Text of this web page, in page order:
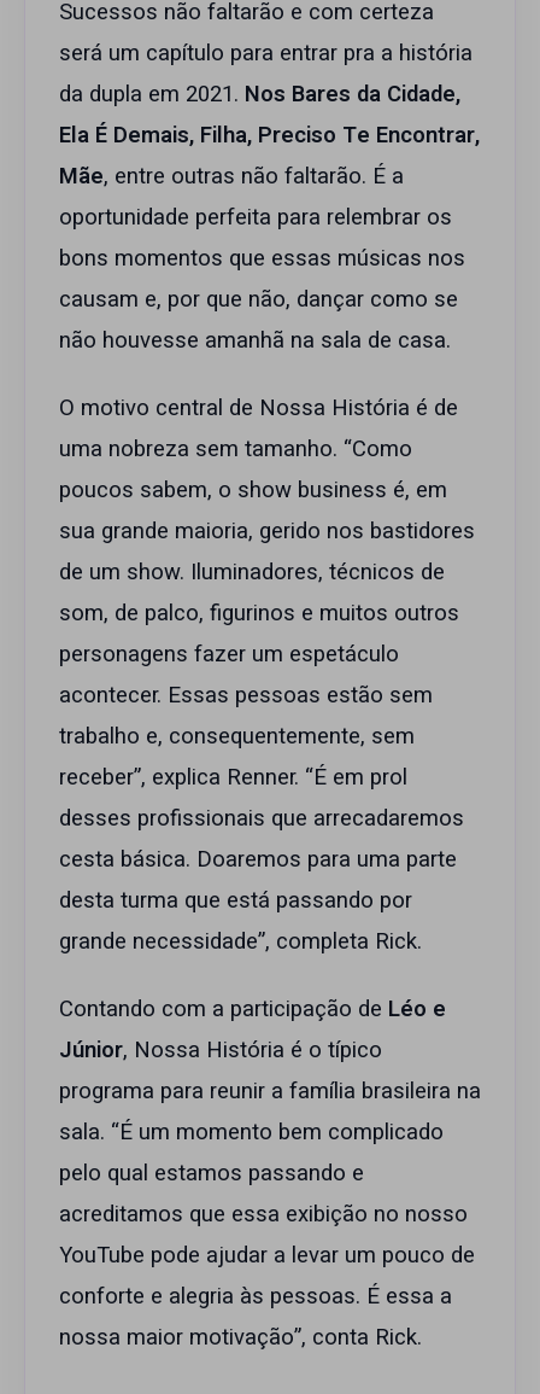
Sucessos não faltarão e com certeza
será um capítulo para entrar pra a história
da dupla em 2021. Nos Bares da Cidade,
Ela É Demais, Filha, Preciso Te Encontrar,
Mãe, entre outras não faltarão. É a
oportunidade perfeita para relembrar os
bons momentos que essas músicas nos
causam e, por que não, dançar como se
não houvesse amanhã na sala de casa.
O motivo central de Nossa História é de
uma nobreza sem tamanho. “Como
poucos sabem, o show business é, em
sua grande maioria, gerido nos bastidores
de um show. Iluminadores, técnicos de
som, de palco, figurinos e muitos outros
personagens fazer um espetáculo
acontecer. Essas pessoas estão sem
trabalho e, consequentemente, sem
receber”, explica Renner. “É em prol
desses profissionais que arrecadaremos
cesta básica. Doaremos para uma parte
desta turma que está passando por
grande necessidade”, completa Rick.
Contando com a participação de Léo e
Júnior, Nossa História é o típico
programa para reunir a família brasileira na
sala. “É um momento bem complicado
pelo qual estamos passando e
acreditamos que essa exibição no nosso
YouTube pode ajudar a levar um pouco de
conforte e alegria às pessoas. É essa a
nossa maior motivação”, conta Rick.